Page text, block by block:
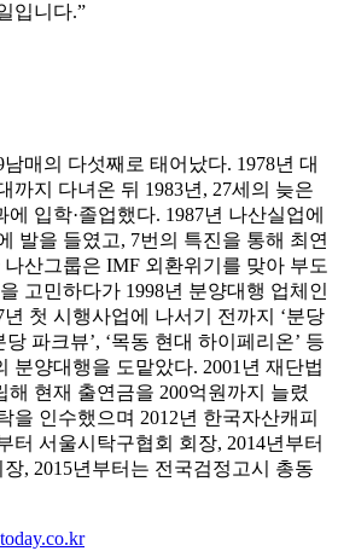
입니다.”
매의 다섯째로 태어났다. 1978년 대
까지 다녀온 뒤 1983년, 27세의 늦은
입학·졸업했다. 1987년 나산실업에
발을 들였고, 7번의 특진을 통해 최연
산그룹은 IMF 외환위기를 맞아 부도
고민하다가 1998년 분양대행 업체인
첫 시행사업에 나서기 전까지 ‘분당
파크뷰’, ‘목동 현대 하이페리온’ 등
분양대행을 도맡았다. 2001년 재단법
해 현재 출연금을 200억원까지 늘렸
을 인수했으며 2012년 한국자산캐피
터 서울시탁구협회 회장, 2014년부터
, 2015년부터는 전국검정고시 총동